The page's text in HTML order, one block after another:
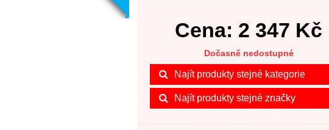
Cena: 2 347 Kč
Dočasně nedostupné
Najít produkty stejné kategorie
Najít produkty stejné značky